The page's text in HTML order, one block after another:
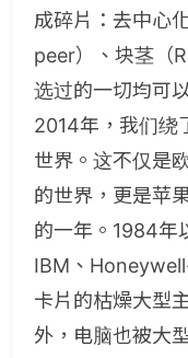
成碎片：去中心
peer）、块茎（
选过的一切均可
2014年，我们绕
世界。这不仅是
的世界，更是苹
的一年。 1984年
IBM 、
卡片的枯燥大型
外，电脑也被大